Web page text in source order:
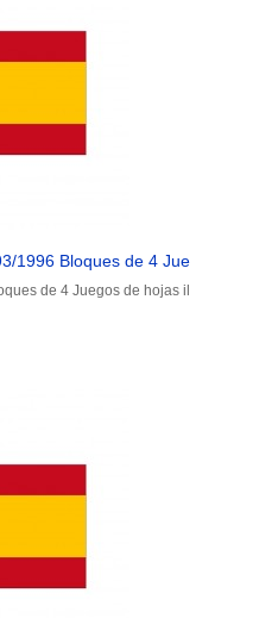
1996 Bloques de 4 Juegos de
de 4 Juegos de hojas ilustrado.